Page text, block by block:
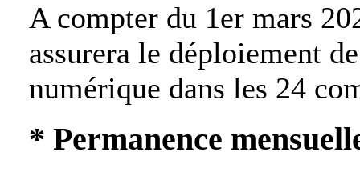
A compter du 1er mars
assurera le déploiement
numérique dans les 24
* Permanence